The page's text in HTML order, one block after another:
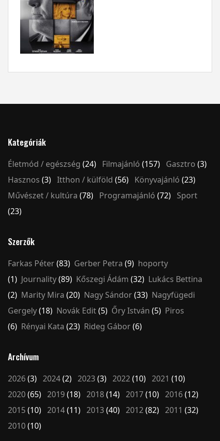
Kategóriák
Életmód / egészség (24) Filmajánló (157) Gasztro (3)
Hasznos (3) Itthon / külföld (56) Könyvajánló (23)
Művészet / kultúra (78) Programajánló (72) Sport
(23)
Szerzők
Farkas Péter(83) Gerber Petra (9) hoporty
(1) Journality(89) Kőszegi Ádám (32) Lukács Bettina
(2) Marity Mira (20) Nagy Sándor(33) Nagyfügedi
Gergely(18) Novák Edit(5) Őry István (5) Piros
(6) Rényai Kata (23) Rideg Gábor(6)
Archívum
2026(3) 2024(2) 2023(3) 2022(10) 2021 (10)
2020(65) 2019(18) 2018(14) 2017(10) 2016(12)
2015(10) 2014(11) 2013(40) 2012(82) 2011 (32)
2010(10)